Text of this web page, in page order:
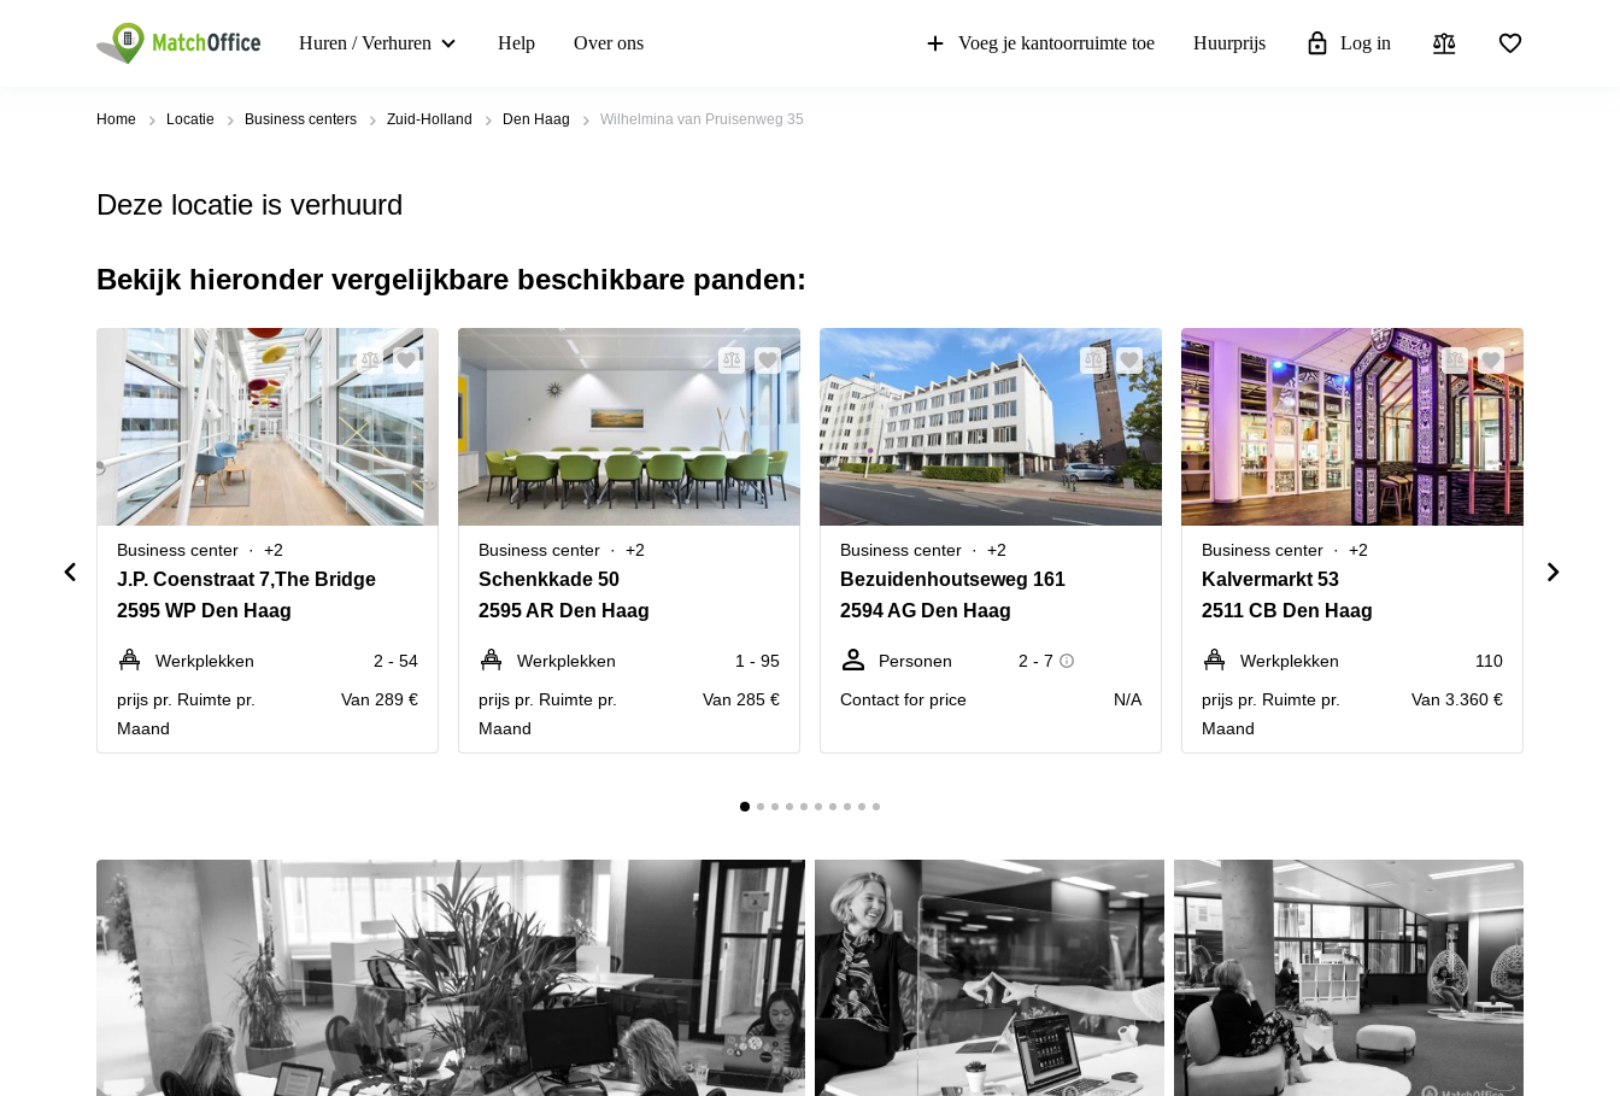
Huren / Verhuren Help Over ons Voeg je kantoorruimte toe Huurprijs Log in
Home Locatie Business centers Zuid-Holland Den Haag Wilhelmina van Pruisenweg 35
Deze locatie is verhuurd
Bekijk hieronder vergelijkbare beschikbare panden:
Business center +2
J.P. Coenstraat 7,The Bridge
2595 WP Den Haag
Werkplekken
2 - 54
prijs pr. Ruimte pr.
Maand
Van 289 €
Business center +2
Schenkkade 50
2595 AR Den Haag
Werkplekken
1 - 95
prijs pr. Ruimte pr.
Maand
Van 285 €
Business center +2
Bezuidenhoutseweg 161
2594 AG Den Haag
Personen
2 - 7
Contact for price
N/A
Business center +2
Kalvermarkt 53
2511 CB Den Haag
Werkplekken
110
prijs pr. Ruimte pr.
Maand
Van 3.360 €